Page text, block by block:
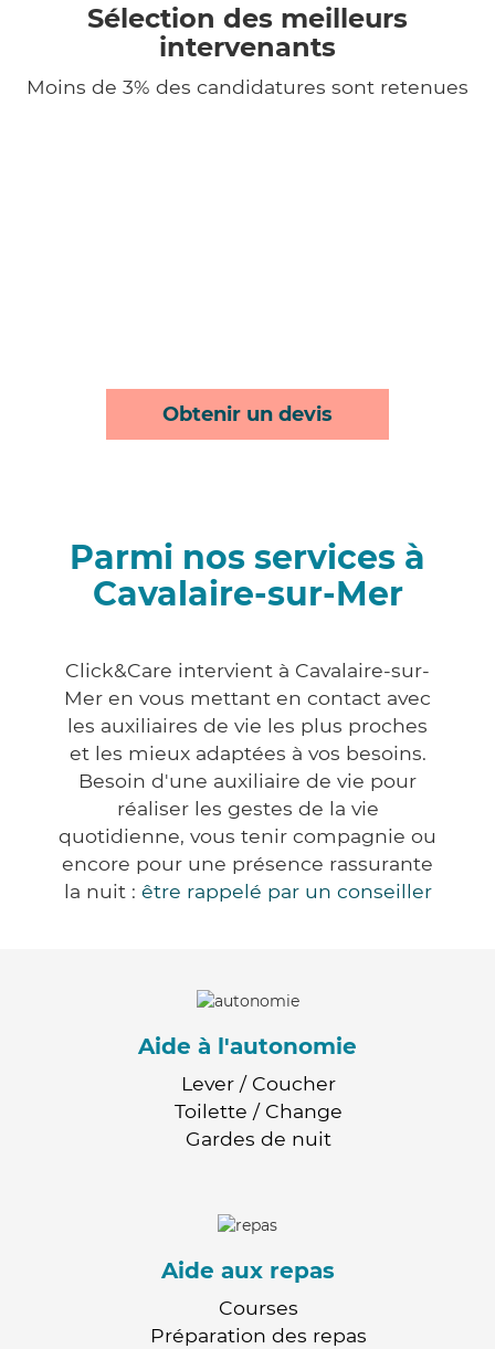
Sélection des meilleurs
intervenants
Moins de 3% des candidatures sont retenues
Obtenir un devis
Parmi nos services à
Cavalaire-sur-Mer
Click&Care intervient à Cavalaire-sur-
Mer en vous mettant en contact avec
les auxiliaires de vie les plus proches
et les mieux adaptées à vos besoins.
Besoin d'une auxiliaire de vie pour
réaliser les gestes de la vie
quotidienne, vous tenir compagnie ou
encore pour une présence rassurante
la nuit : être rappelé par un conseiller
Aide à l'autonomie
Lever / Coucher
Toilette / Change
Gardes de nuit
Aide aux repas
Courses
Préparation des repas